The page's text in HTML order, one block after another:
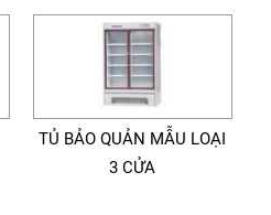
TỦ BẢO QUẢN MẪU LOẠI
3 CỬA